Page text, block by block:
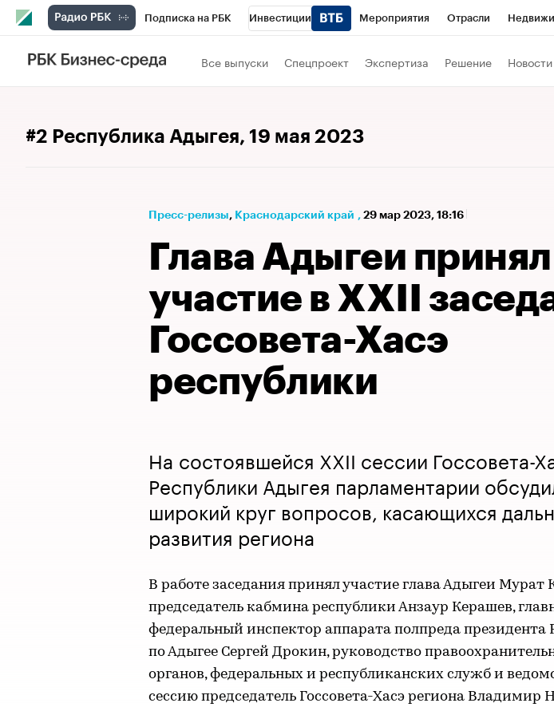
Подписка на РБК Инвестиции Мероприятия Отрасли
Телеканал Все выпуски Спецпроект Экспертиза Решение
#2 Республика Адыгея, 19 мая 2023
Пресс-релизы⁠, Краснодарский край , 29 мар 2023, 18:16
Глава Адыгеи принял
участие в XXII
Госсовета-Хасэ
республики
На состоявшейся XXII сессии Госсовета-
Республики Адыгея парламентарии
широкий круг вопросов, касающихся
развития региона
В работе заседания принял участие глава Адыгеи Мурат
председатель кабмина республики Анзаур Керашев,
федеральный инспектор аппарата полпреда
по Адыгее Сергей Дрокин, руководство
органов, федеральных и республиканских служб и
сессию председатель Госсовета-Хасэ региона